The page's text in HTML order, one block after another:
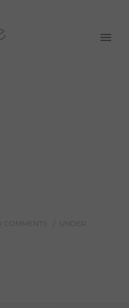
0 COMMENTS UNDER :